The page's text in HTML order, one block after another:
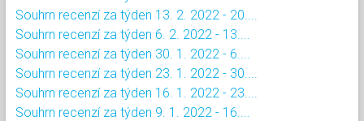
Souhrn recenzí za týden 13. 2. 2022 - 20....
Souhrn recenzí za týden 6. 2. 2022 - 13....
Souhrn recenzí za týden 30. 1. 2022 - 6....
Souhrn recenzí za týden 23. 1. 2022 - 30....
Souhrn recenzí za týden 16. 1. 2022 - 23....
Souhrn recenzí za týden 9. 1. 2022 - 16....